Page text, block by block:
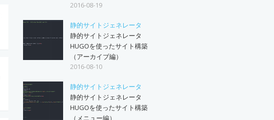
2016-08-19
静的サイトジェネレータ
静的サイトジェネレータ
HUGOを使ったサイト構築
（アーカイブ編）
2016-08-10
静的サイトジェネレータ
静的サイトジェネレータ
HUGOを使ったサイト構築
（メニュー編）